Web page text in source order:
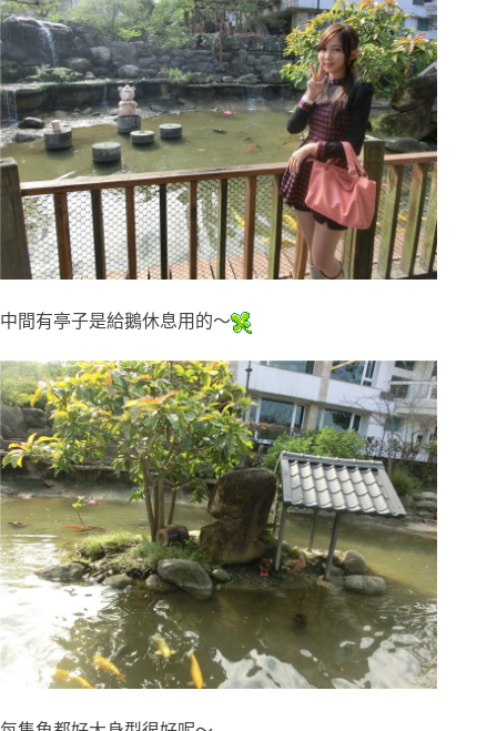
中間有亭子是給鵝休息用的～